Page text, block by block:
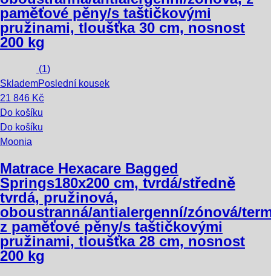
paměťové pěny/s taštičkovými
pružinami, tloušťka 30 cm, nosnost
200 kg
(1)
SklademPoslední kousek
21 846 Kč
Do košíku
Do košíku
Moonia
Matrace Hexacare Bagged
Springs180x200 cm, tvrdá/středně
tvrdá, pružinová,
oboustranná/antialergenní/zónová/
z paměťové pěny/s taštičkovými
pružinami, tloušťka 28 cm, nosnost
200 kg